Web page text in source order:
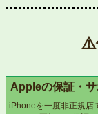
⚠️
Appleの保証・
iPhoneを一度非正規店